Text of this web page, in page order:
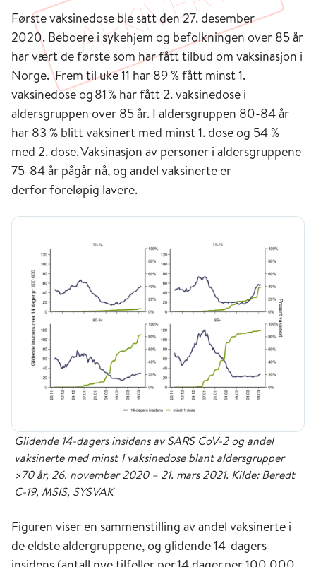
Første vaksinedose ble satt den 27. desember
2020. Beboere i sykehjem og befolkningen over 85 år
har vært de første som har fått tilbud om vaksinasjon i
Norge. Frem til uke 11 har 89 % fått minst 1.
vaksinedose og 81 % har fått 2. vaksinedose i
aldersgruppen over 85 år. I aldersgruppen 80-84 år
har 83 % blitt vaksinert med minst 1. dose og 54 %
med 2. dose. Vaksinasjon av personer i aldersgruppene
75-84 år pågår nå, og andel vaksinerte er
derfor foreløpig lavere.
Glidende 14-dagers insidens av SARS CoV-2 og andel
vaksinerte med minst 1 vaksinedose blant aldersgrupper
>70 år, 26. november 2020 – 21. mars 2021. Kilde: Beredt
C-19, MSIS, SYSVAK
Figuren viser en sammenstilling av andel vaksinerte i
de eldste aldergruppene, og glidende 14-dagers